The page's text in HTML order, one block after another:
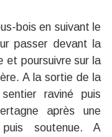
bois en suivant le
passer devant la
et poursuivre sur la
A la sortie de la
raviné puis
après une
soutenue. A